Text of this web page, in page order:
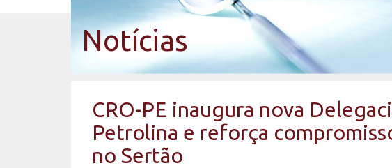
Notícias
CRO-PE inaugura nova
Petrolina e reforça
no Sertão